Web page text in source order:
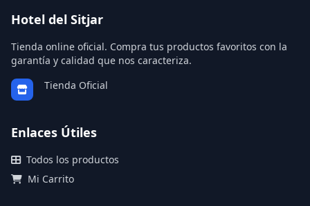
Hotel del Sitjar
Tienda online oficial. Compra tus productos favoritos con la
garantía y calidad que nos caracteriza.
Tienda Oficial
Enlaces Útiles
Todos los productos
Mi Carrito